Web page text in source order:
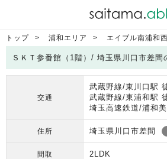
トップ 浦和エリア エイブル南浦和
ＳＫＴ参番館（1階）/ 埼玉県川口市差間
交通
武蔵野線/東川口駅
武蔵野線/東浦和駅
埼玉高速鉄道/浦和
住所 埼玉県川口市差間
間取 2LDK